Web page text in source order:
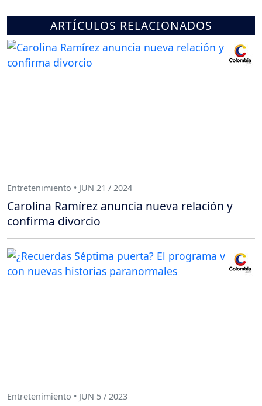
ARTÍCULOS RELACIONADOS
Entretenimiento • JUN 21 / 2024
Carolina Ramírez anuncia nueva relación y
confirma divorcio
Entretenimiento • JUN 5 / 2023